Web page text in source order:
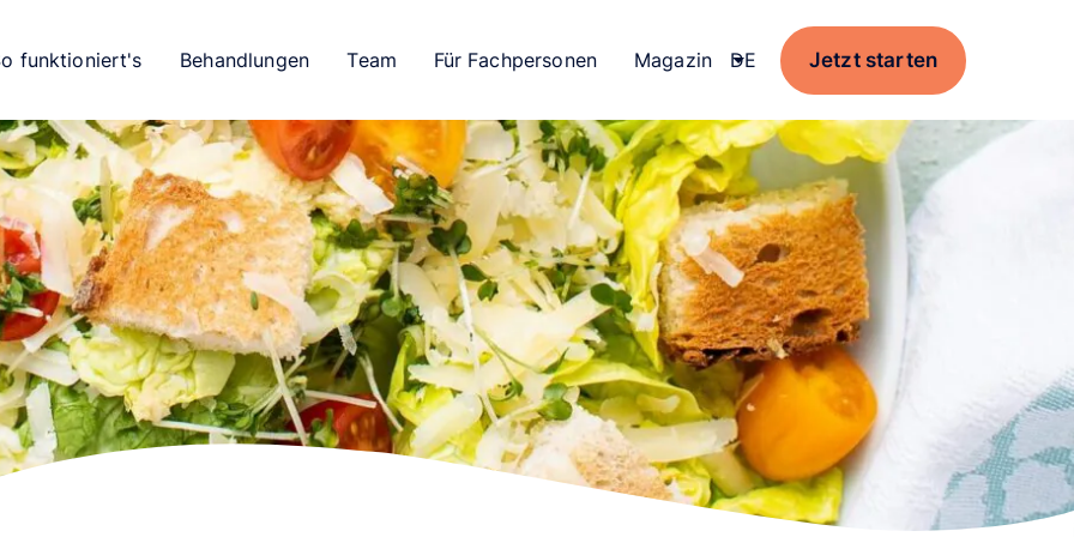
funktioniert's Behandlungen Team Für Fachpersonen Magazin Current language:
DE Jetzt starten